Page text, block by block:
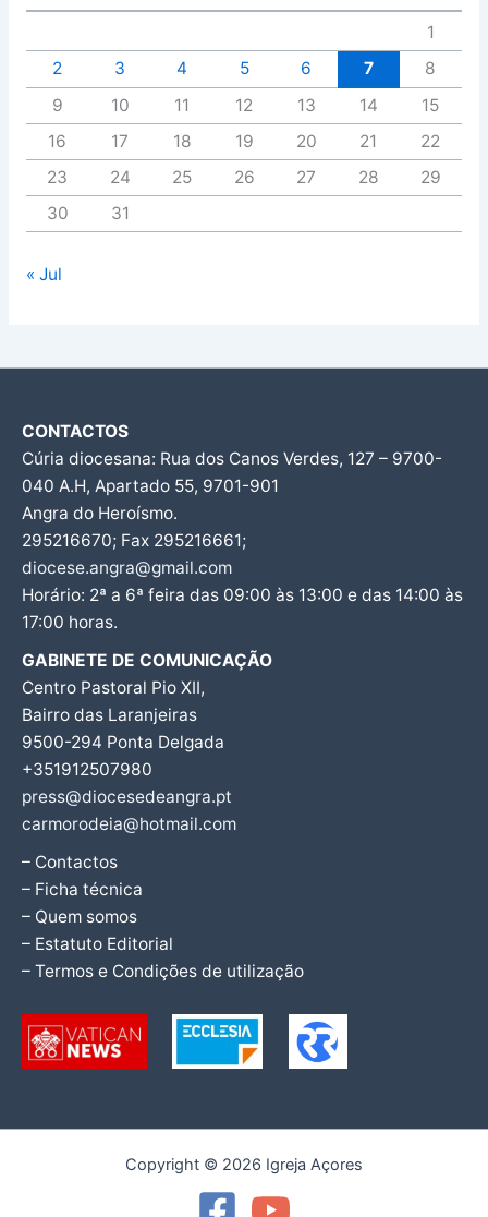
1
2
3 4 5 6 7
8
9
10 11 12 13 14
15
16
17 18 19 20 21
22
23
24 25 26 27 28
29
30
31
« Jul
CONTACTOS
Cúria diocesana: Rua dos Canos Verdes, 127 – 9700-
040 A.H, Apartado 55, 9701-901
Angra do Heroísmo.
295216670; Fax 295216661;
diocese.angra@gmail.com
Horário: 2ª a 6ª feira das 09:00 às 13:00 e das 14:00 às
17:00 horas.
GABINETE DE COMUNICAÇÃO
Centro Pastoral Pio XII,
Bairro das Laranjeiras
9500-294 Ponta Delgada
+351912507980
press@diocesedeangra.pt
carmorodeia@hotmail.com
– Contactos
– Ficha técnica
– Quem somos
– Estatuto Editorial
– Termos e Condições de utilização
Copyright © 2026 Igreja Açores